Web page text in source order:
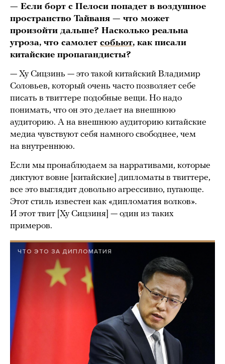
— Если борт с Пелоси попадет в воздушное
пространство Тайваня — что может
произойти дальше? Насколько реальна
угроза, что самолет собьют, как писали
китайские пропагандисты?
— Ху Сицзинь — это такой китайский Владимир
Соловьев, который очень часто позволяет себе
писать в твиттере подобные вещи. Но надо
понимать, что он это делает на внешнюю
аудиторию. А на внешнюю аудиторию китайские
медиа чувствуют себя намного свободнее, чем
на внутреннюю.
Если мы пронаблюдаем за нарративами, которые
диктуют вовне [китайские] дипломаты в твиттере,
все это выглядит довольно агрессивно, пугающе.
Этот стиль известен как «дипломатия волков».
И этот твит [Ху Сицзиня] — один из таких
примеров.
ЧТО ЭТО ЗА ДИПЛОМАТИЯ